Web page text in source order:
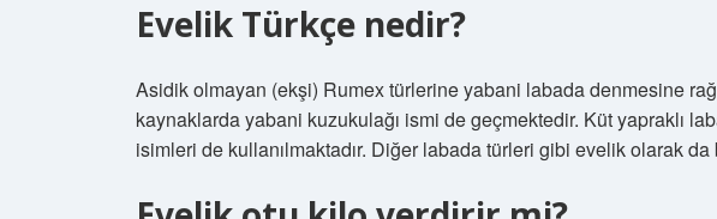
Evelik Türkçe nedir?
Asidik olmayan (ekşi) Rumex türlerine yabani labada denmesine
kaynaklarda yabani kuzukulağı ismi de geçmektedir. Küt yapraklı
isimleri de kullanılmaktadır. Diğer labada türleri gibi evelik olarak